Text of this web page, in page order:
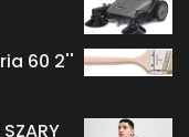
60 2''
SZARY